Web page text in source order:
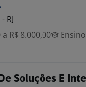
RJ
a R$ 8.000,00
Soluções E